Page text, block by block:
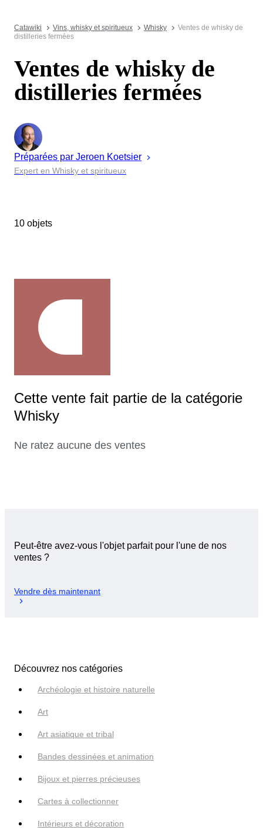
Catawiki Vins, whisky et spiritueux Whisky
Ventes de whisky de
distilleries fermées
Ventes de whisky de
distilleries fermées
Préparées par Jeroen Koetsier
Expert en Whisky et spiritueux
10 objets
Cette vente fait partie de la catégorie
Whisky
Ne ratez aucune des ventes
Peut-être avez-vous l'objet parfait pour l'une de nos
ventes ?
Vendre dès maintenant
Découvrez nos catégories
Archéologie et histoire naturelle
Art
Art asiatique et tribal
Bandes dessinées et animation
Bijoux et pierres précieuses
Cartes à collectionner
Intérieurs et décoration